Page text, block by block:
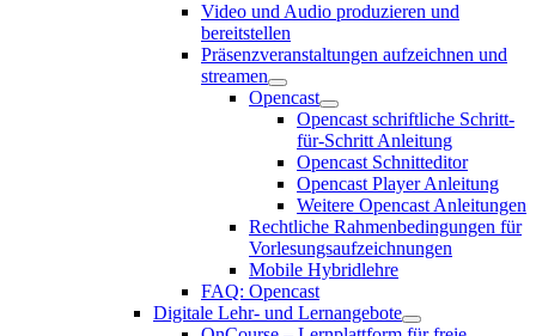
Video und Audio produzieren und
bereitstellen
Präsenzveranstaltungen aufzeichnen und
streamen
Opencast
Opencast schriftliche Schritt-
für-Schritt Anleitung
Opencast Schnitteditor
Opencast Player Anleitung
Weitere Opencast Anleitungen
Rechtliche Rahmenbedingungen für
Vorlesungsaufzeichnungen
Mobile Hybridlehre
FAQ: Opencast
Digitale Lehr- und Lernangebote